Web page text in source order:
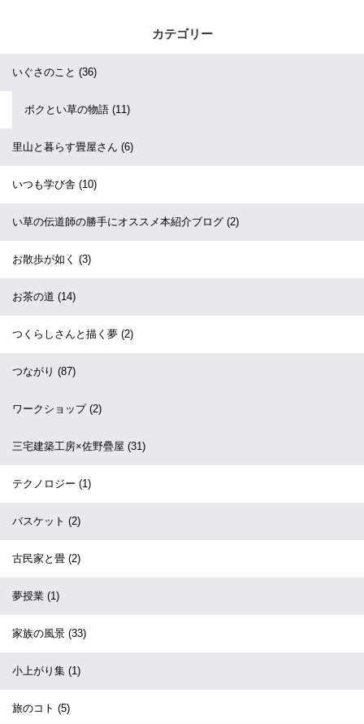
カテゴリー
いぐさのこと (36)
ボクとい草の物語 (11)
里山と暮らす畳屋さん (6)
いつも学び舎 (10)
い草の伝道師の勝手にオススメ本紹介ブログ (2)
お散歩が如く (3)
お茶の道 (14)
つくらしさんと描く夢 (2)
つながり (87)
ワークショップ (2)
三宅建築工房×佐野疊屋 (31)
テクノロジー (1)
バスケット (2)
古民家と畳 (2)
夢授業 (1)
家族の風景 (33)
小上がり集 (1)
旅のコト (5)